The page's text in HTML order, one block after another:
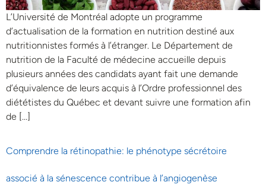
L’Université de Montréal adopte un programme
d’actualisation de la formation en nutrition destiné aux
nutritionnistes formés à l’étranger. Le Département de
nutrition de la Faculté de médecine accueille depuis
plusieurs années des candidats ayant fait une demande
d’équivalence de leurs acquis à l’Ordre professionnel des
diététistes du Québec et devant suivre une formation afin
de […]
Comprendre la rétinopathie: le phénotype sécrétoire
associé à la sénescence contribue à l’angiogenèse